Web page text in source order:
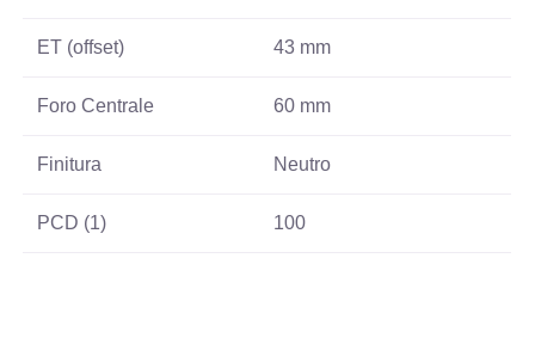
ET (offset) 43 mm
Foro Centrale 60 mm
Finitura Neutro
PCD (1) 100